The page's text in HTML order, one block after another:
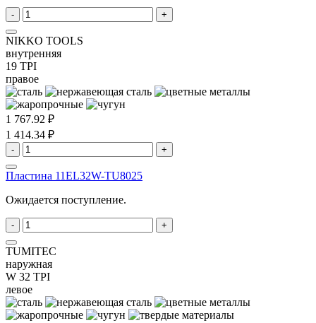
- +
NIKKO TOOLS
внутренняя
19 TPI
правое
1 767.92 ₽
1 414.34 ₽
- +
Пластина 11EL32W-TU8025
Ожидается поступление.
- +
TUMITEC
наружная
W 32 TPI
левое